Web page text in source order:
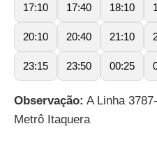
17:10 17:40 18:10
20:10 20:40 21:10
23:15 23:50 00:25
Observação: A Linha
Metrô Itaquera